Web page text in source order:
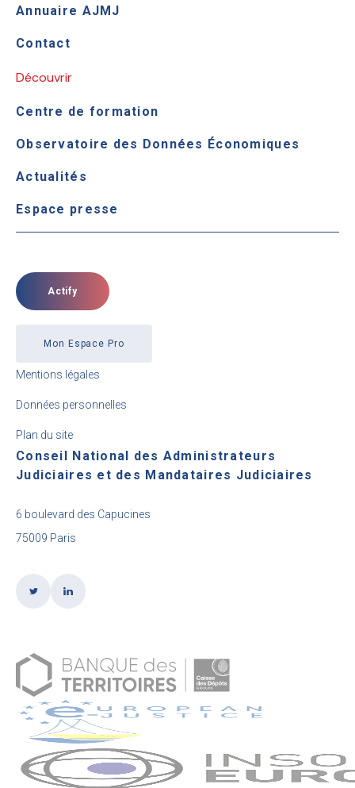
Annuaire AJMJ
Contact
Découvrir
Centre de formation
Observatoire des Données Économiques
Actualités
Espace presse
Actify
Mon Espace Pro
Mentions légales
Données personnelles
Plan du site
Conseil National des Administrateurs
Judiciaires et des Mandataires Judiciaires
6 boulevard des Capucines
75009 Paris